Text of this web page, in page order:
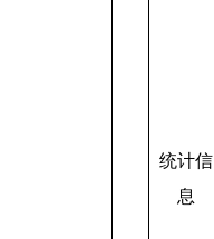
统计信
息